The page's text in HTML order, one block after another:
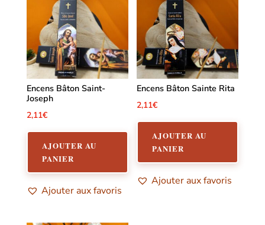
Encens Bâton Saint-
Joseph
2,11€
AJOUTER AU
PANIER
Ajouter aux favoris
Encens Bâton Sainte Rita
2,11€
AJOUTER AU
PANIER
Ajouter aux favoris